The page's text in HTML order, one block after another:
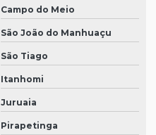
Campo do Meio
São João do Manhuaçu
São Tiago
Itanhomi
Juruaia
Pirapetinga